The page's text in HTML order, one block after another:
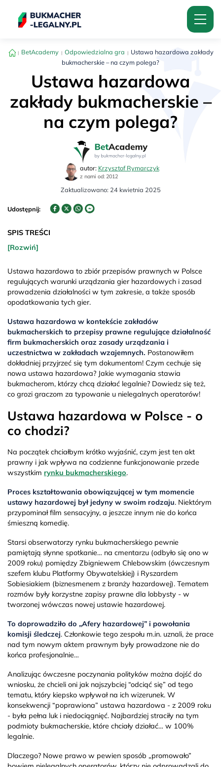
BetAcademy Odpowiedzialna gra
Ustawa hazardowa zakłady
bukmacherskie – na czym polega?
Ustawa hazardowa
zakłady bukmacherskie –
na czym polega?
autor: Krzysztof Rymarczyk
z nami od: 2012
Zaktualizowano: 24 kwietnia 2025
Udostępnij:
SPIS TREŚCI
[Rozwiń]
Ustawa hazardowa to zbiór przepisów prawnych w Polsce
regulujących warunki urządzania gier hazardowych i zasad
prowadzenia działalności w tym zakresie, a także sposób
opodatkowania tych gier.
Ustawa hazardowa w kontekście zakładów
bukmacherskich to przepisy prawne regulujące działalność
firm bukmacherskich oraz zasady urządzania i
uczestnictwa w zakładach wzajemnych. Postanowiłem
dokładniej przyjrzeć się tym dokumentom! Czym cechuje się
nowa ustawa hazardowa? Jakie wymagania stawia
bukmacherom, którzy chcą działać legalnie? Dowiedz się też,
co grozi graczom za typowanie u nielegalnych operatorów!
Ustawa hazardowa w Polsce - o
co chodzi?
Na początek chciałbym krótko wyjaśnić, czym jest ten akt
prawny i jak wpływa na codzienne funkcjonowanie przede
wszystkim rynku bukmacherskiego.
Proces kształtowania obowiązującej w tym momencie
ustawy hazardowej był jedyny w swoim rodzaju. Niektórym
przypominał film sensacyjny, a jeszcze innym nie do końca
śmieszną komedię.
Starsi obserwatorzy rynku bukmacherskiego pewnie
pamiętają słynne spotkanie… na cmentarzu (odbyło się ono w
2009 roku) pomiędzy Zbigniewem Chlebowskim (ówczesnym
szefem klubu Platformy Obywatelskiej) i Ryszardem
Sobiesiakiem (biznesmenem z branży hazardowej). Tematem
rozmów były korzystne zapisy prawne dla lobbysty - w
tworzonej wówczas nowej ustawie hazardowej.
To doprowadziło do „Afery hazardowej” i powołania
komisji śledczej. Członkowie tego zespołu m.in. uznali, że prace
nad tym nowym aktem prawnym były prowadzone nie do
końca profesjonalnie…
Analizując ówczesne poczynania polityków można dojść do
wniosku, że chcieli oni jak najszybciej “odciąć się” od tego
tematu, który kiepsko wpływał na ich wizerunek. W
konsekwencji “poprawiona” ustawa hazardowa - z 2009 roku
- była pełna luk i niedociągnięć. Najbardziej straciły na tym
podmioty bukmacherskie, które chciały działać… w 100%
legalnie.
Dlaczego? Nowe prawo w pewien sposób „promowało”